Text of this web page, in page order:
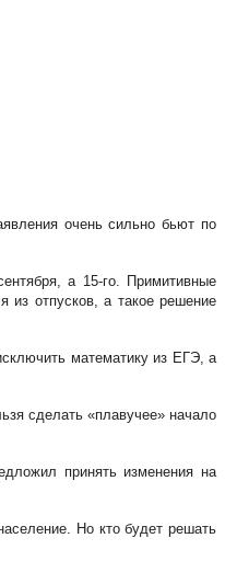
очень сильно бьют по
а 15-го. Примитивные
отпусков, а такое решение
математику из ЕГЭ, а
сделать «плавучее» начало
принять изменения на
Но кто будет решать